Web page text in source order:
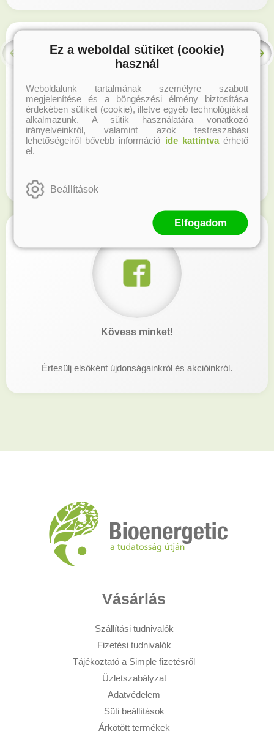
Hűségprogram
Kövess minket!
Értesülj elsőként újdonságainkról és akcióinkról.
Vásárlás
Szállítási tudnivalók
Fizetési tudnivalók
Tájékoztató a Simple fizetésről
Üzletszabályzat
Adatvédelem
Süti beállítások
Árkötött termékek
Ez a weboldal sütiket (cookie)
használ
Weboldalunk tartalmának személyre szabott
megjelenítése és a böngészési élmény biztosítása
érdekében sütiket (cookie), illetve egyéb technológiákat
alkalmazunk. A sütik használatára vonatkozó
irányelveinkről, valamint azok testreszabási
lehetőségeiről bővebb információ ide kattintvaérhető
el.
Beállítások
Elfogadom